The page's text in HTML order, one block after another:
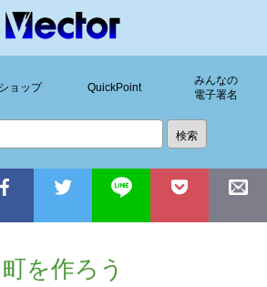
ョップ QuickPoint
みんなの
電子署名
町を作ろう